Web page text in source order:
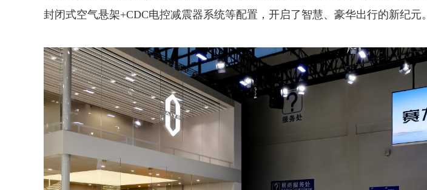
封闭式空气悬架+CDC电控减震器系统等配置，开启了智慧、豪华出行的新纪元。